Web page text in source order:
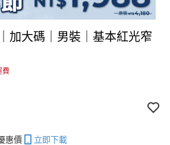
加大碼｜男裝｜基本紅光窄
費
惠價 立即下載